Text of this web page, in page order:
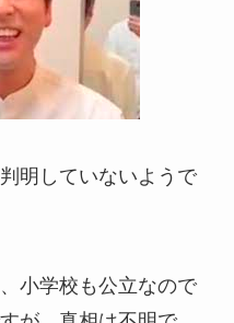
明していないようで
小学校も公立なので